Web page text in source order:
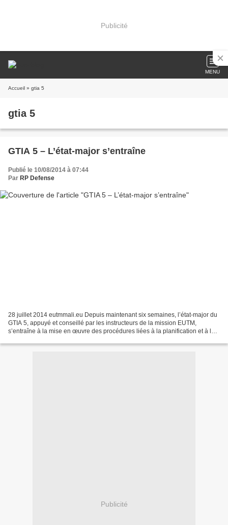
Publicité
MENU
Accueil » gtia 5
gtia 5
GTIA 5 – L’état-major s’entraîne
Publié le 10/08/2014 à 07:44
Par RP Defense
28 juillet 2014 eutmmali.eu Depuis maintenant six semaines, l’état-major du
GTIA 5, appuyé et conseillé par les instructeurs de la mission EUTM,
s’entraîne à la mise en œuvre des procédures liées à la planification et à la
Publicité